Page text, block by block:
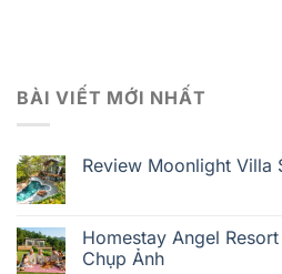
BÀI VIẾT MỚI NHẤT
Review Moonlight Villa
Homestay Angel
Chụp Ảnh